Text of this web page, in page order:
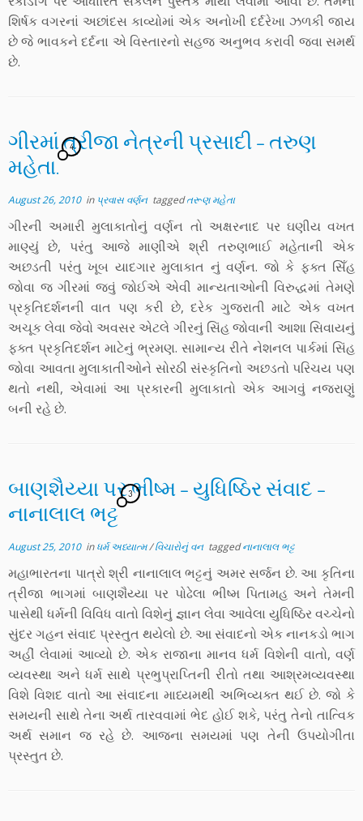
શિર્ષક વગરનાં અછાંદસ કાવ્યોમાં એક અનોખી દર્દરેખા ઝળકી જાય
છે જે ભાવકને દર્દના એ વિસ્તારનો સહજ અનુભવ કરાવી જવા સમર્થ
છે.
ગીરમાં ત્રીજા નેત્રની પ્રસાદી – તરુણ
મહેતા.
4
August 26, 2010in પ્રવાસ વર્ણન taggedતરૂણ મહેતા
ગીરની અમારી મુલાકાતોનું વર્ણન તો અક્ષરનાદ પર ઘણીય વખત
માણ્યું છે, પરંતુ આજે માણીએ શ્રી તરુણભાઈ મહેતાની એક
અછડતી પરંતુ ખૂબ યાદગાર મુલાકાત નું વર્ણન. જો કે ફક્ત સિઁહ
જોવા જ ગીરમાં જવું જોઈએ એવી માન્યતાઓની વિરુદ્ધમાં તેમણે
પ્રકૃતિદર્શનની વાત પણ કરી છે, દરેક ગુજરાતી માટે એક વખત
અચૂક લેવા જેવો અવસર એટલે ગીરનું સિંહ જોવાની આશા સિવાયનું
ફક્ત પ્રકૃતિદર્શન માટેનું ભ્રમણ. સામાન્ય રીતે નેશનલ પાર્કમાં સિંહ
જોવા આવતા મુલાકાતીઓને સોરઠી સંસ્કૃતિનો અછડતો પરિચય પણ
થતો નથી, એવામાં આ પ્રકારની મુલાકાતો એક આગવું નજરાણું
બની રહે છે.
બાણશૈય્યા પર ભીષ્મ – યુધિષ્ઠિર સંવાદ –
નાનાલાલ ભટ્ટ
3
August 25, 2010inધર્મ અધ્યાત્મ/વિચારોનું વન taggedનાનાલાલ ભટ્ટ
મહાભારતના પાત્રો શ્રી નાનાલાલ ભટ્ટનું અમર સર્જન છે. આ કૃતિના
ત્રીજા ભાગમાં બાણશૈય્યા પર પોઢેલા ભીષ્મ પિતામહ અને તેમની
પાસેથી ધર્મની વિવિધ વાતો વિશેનું જ્ઞાન લેવા આવેલા યુધિષ્ઠિર વચ્ચેનો
સુંદર ગહન સંવાદ પ્રસ્તુત થયેલો છે. આ સંવાદનો એક નાનકડો ભાગ
અહીં લેવામાં આવ્યો છે. એક રાજાના માનવ ધર્મ વિશેની વાતો, વર્ણ
વ્યવસ્થા અને ધર્મ સાથે પ્રભુપ્રાપ્તિની રીતો તથા આશ્રમવ્યવસ્થા
વિશે વિશદ વાતો આ સંવાદના માધ્યમથી અભિવ્યક્ત થઈ છે. જો કે
સમયની સાથે તેના અર્થ તારવવામાં ભેદ હોઈ શકે, પરંતુ તેનો તાત્વિક
અર્થ સમાન જ રહે છે. આજના સમયમાં પણ તેની ઉપયોગીતા
પ્રસ્તુત છે.